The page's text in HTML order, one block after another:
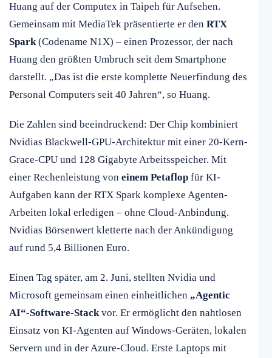
Huang auf der Computex in Taipeh für Aufsehen.
Gemeinsam mit MediaTek präsentierte er den RTX
Spark(Codename N1X) – einen Prozessor, der nach
Huang den größten Umbruch seit dem Smartphone
darstellt. „Das ist die erste komplette Neuerfindung des
Personal Computers seit 40 Jahren“, so Huang.
Die Zahlen sind beeindruckend: Der Chip kombiniert
Nvidias Blackwell-GPU-Architektur mit einer 20-Kern-
Grace-CPU und 128 Gigabyte Arbeitsspeicher. Mit
einer Rechenleistung von einem Petaflop für KI-
Aufgaben kann der RTX Spark komplexe Agenten-
Arbeiten lokal erledigen – ohne Cloud-Anbindung.
Nvidias Börsenwert kletterte nach der Ankündigung
auf rund 5,4 Billionen Euro.
Einen Tag später, am 2. Juni, stellten Nvidia und
Microsoft gemeinsam einen einheitlichen „Agentic
AI“-Software-Stackvor. Er ermöglicht den nahtlosen
Einsatz von KI-Agenten auf Windows-Geräten, lokalen
Servern und in der Azure-Cloud. Erste Laptops mit